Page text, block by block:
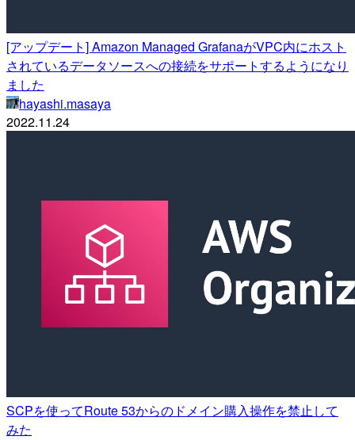
[アップデート] Amazon Managed GrafanaがVPC内にホスト
されているデータソースへの接続をサポートするようになり
ました
hayashi.masaya
2022.11.24
SCPを使ってRoute 53からのドメイン購入操作を禁止して
みた